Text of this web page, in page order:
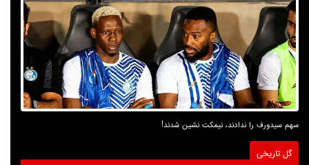
سهم سیدورف را ندادند، نیمکت نشین شدند!
گل تاریخی